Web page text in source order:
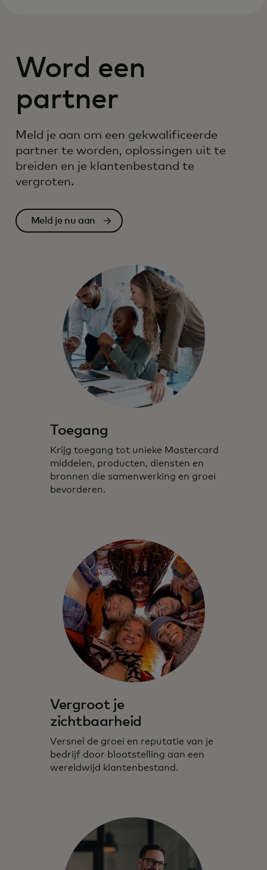
Word een
partner
Meld je aan om een gekwalificeerde
partner te worden, oplossingen uit te
breiden en je klantenbestand te
vergroten.
Meld je nu aan
Toegang
Krijg toegang tot unieke Mastercard
middelen, producten, diensten en
bronnen die samenwerking en groei
bevorderen.
Vergroot je
zichtbaarheid
Versnel de groei en reputatie van je
bedrijf door blootstelling aan een
wereldwijd klantenbestand.